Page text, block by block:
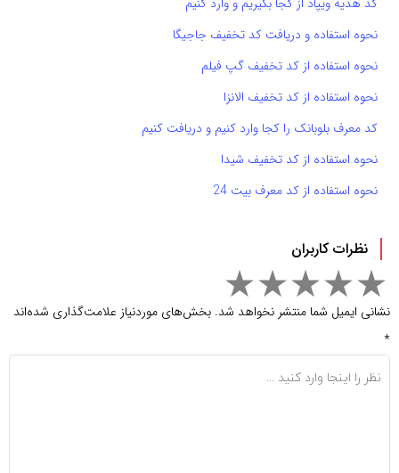
نحوه استفاده و دریافت کد تخفیف جاجیگا
نحوه استفاده از کد تخفیف گپ فیلم
نحوه استفاده از کد تخفیف الانزا
کد معرف بلوبانک را کجا وارد کنیم و دریافت کنیم
نحوه استفاده از کد تخفیف شیدا
نحوه استفاده از کد معرف بیت 24
نظرات کاربران
نشانی ایمیل شما منتشر نخواهد شد. بخش‌های موردنیاز علامت‌گذاری شده‌اند
*